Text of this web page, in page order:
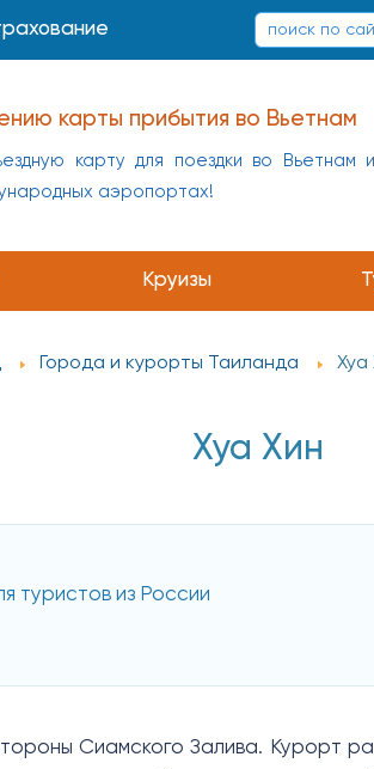
карты прибытия во Вьетнам
карту для поездки во Вьетнам и
аэропортах!
Круизы
Города и курорты Таиланда Хуа
Хуа Хин
туристов из России
Сиамского Залива. Курорт